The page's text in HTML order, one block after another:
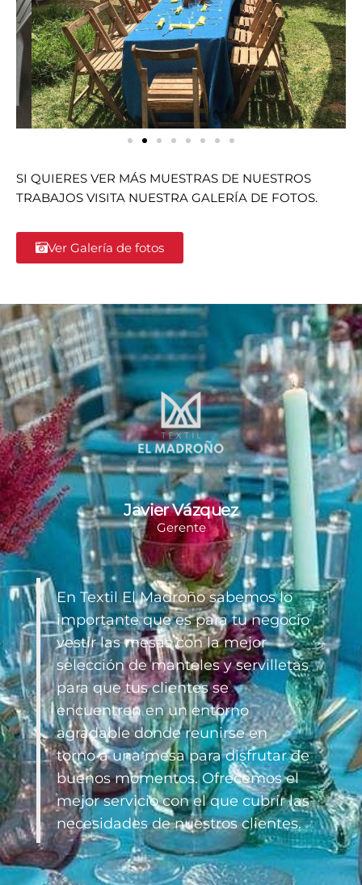
SI QUIERES VER MÁS MUESTRAS DE NUESTROS
TRABAJOS VISITA NUESTRA GALERÍA DE FOTOS.
Ver Galería de fotos
Javier Vázquez
Gerente
En Textil El Madroño sabemos lo
importante que es para tu negocio
vestir las mesas con la mejor
selección de manteles y servilletas
para que tus clientes se
encuentren en un entorno
agradable donde reunirse en
torno a una mesa para disfrutar de
buenos momentos. Ofrecemos el
mejor servicio con el que cubrir las
necesidades de nuestros clientes.